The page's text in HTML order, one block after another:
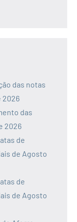
das notas
2026
das
2026
de
de Agosto
de
de Agosto